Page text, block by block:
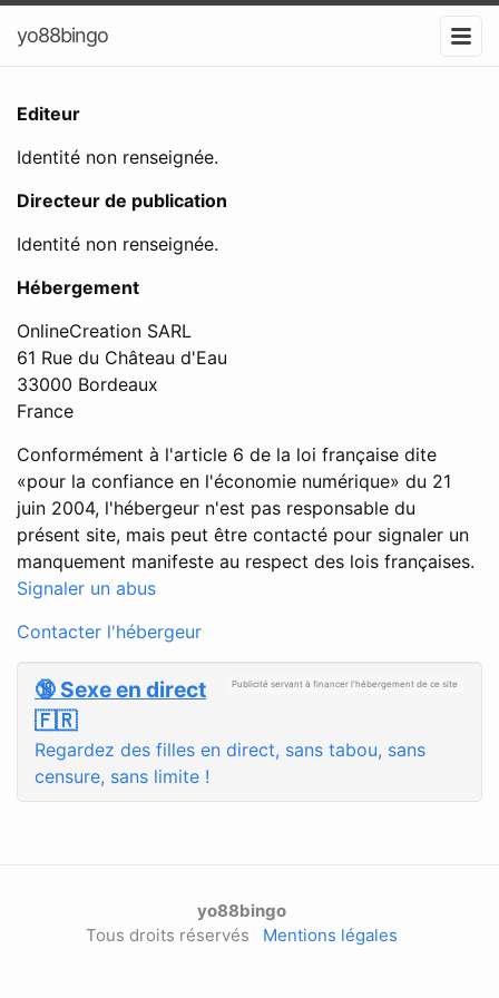
yo88bingo
Editeur
Identité non renseignée.
Directeur de publication
Identité non renseignée.
Hébergement
OnlineCreation SARL
61 Rue du Château d'Eau
33000 Bordeaux
France
Conformément à l'article 6 de la loi française dite
«pour la confiance en l'économie numérique» du 21
juin 2004, l'hébergeur n'est pas responsable du
présent site, mais peut être contacté pour signaler un
manquement manifeste au respect des lois françaises.
Signaler un abus
Contacter l'hébergeur
Publicité servant à financer l'hébergement de ce site
🔞 Sexe en direct
🇫🇷
Regardez des filles en direct, sans tabou, sans
censure, sans limite !
yo88bingo
Tous droits réservés Mentions légales